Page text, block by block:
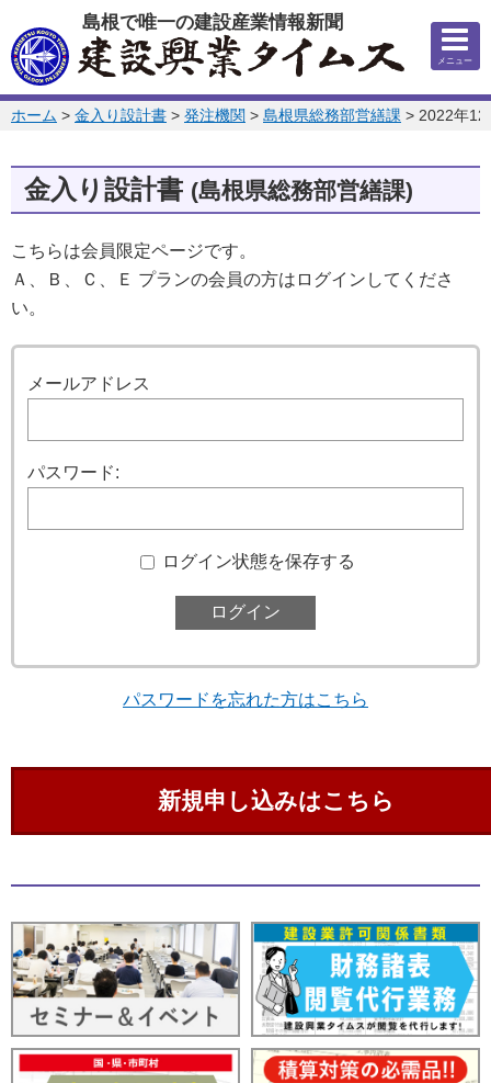
このページの本文へ
島根で唯一の建設産業情報新聞
メニュー
このページの位置:
ホーム > 金入り設計書 > 発注機関 > 島根県総務部営繕課 > 2022年12
金入り設計書 (島根県総務部営繕課)
こちらは会員限定ページです。
Ａ、Ｂ、Ｃ、Ｅ プランの会員の方はログインしてくださ
い。
メールアドレス
パスワード:
ログイン状態を保存する
パスワードを忘れた方はこちら
新規申し込みはこちら